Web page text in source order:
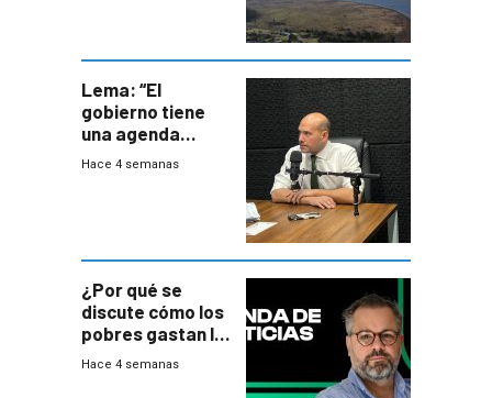
Lema: “El
gobierno tiene
una agenda
destructiva”
Hace 4 semanas
¿Por qué se
discute cómo los
pobres gastan la
plata?
Hace 4 semanas